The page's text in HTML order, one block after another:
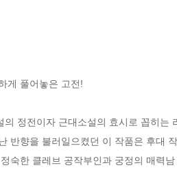
게 풀어놓은 고전!
의 정전이자 근대소설의 효시로 꼽히
반향을 불러일으켰던 이 작품은 후대
숙한 클레브 공작부인과 궁정의 매력